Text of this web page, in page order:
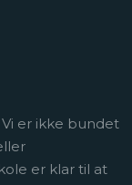
er ikke bundet
er klar til at